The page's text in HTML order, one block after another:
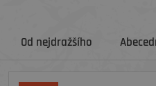
Od nejdražšího